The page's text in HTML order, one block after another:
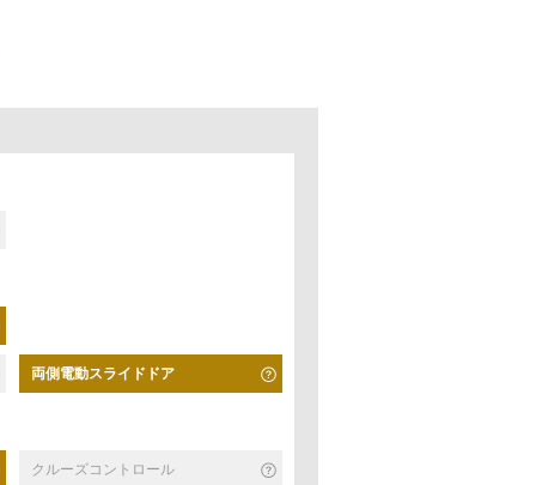
両側電動スライドドア
クルーズコントロール